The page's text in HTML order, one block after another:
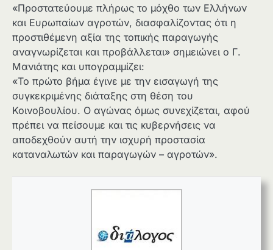
«Προστατεύουμε πλήρως το μόχθο των Ελλήνων
και Ευρωπαίων αγροτών, διασφαλίζοντας ότι η
προστιθέμενη αξία της τοπικής παραγωγής
αναγνωρίζεται και προβάλλεται» σημειώνει ο Γ.
Μανιάτης και υπογραμμίζει:
«Το πρώτο βήμα έγινε με την εισαγωγή της
συγκεκριμένης διάταξης στη θέση του
Κοινοβουλίου. Ο αγώνας όμως συνεχίζεται, αφού
πρέπει να πείσουμε και τις κυβερνήσεις να
αποδεχθούν αυτή την ισχυρή προστασία
καταναλωτών και παραγωγών – αγροτών».